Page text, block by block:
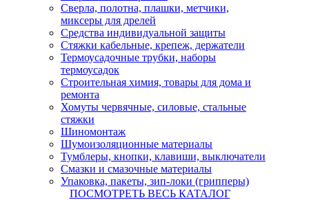
Сверла, полотна, плашки, метчики,
миксеры для дрелей
Средства индивидуальной защиты
Стяжки кабельные, крепеж, держатели
Термоусадочные трубки, наборы
термоусадок
Строительная химия, товары для дома и
ремонта
Хомуты червячные, силовые, стальные
стяжки
Шиномонтаж
Шумоизоляционные материалы
Тумблеры, кнопки, клавиши, выключатели
Смазки и смазочные материалы
Упаковка, пакеты, зип-локи (грипперы)
ПОСМОТРЕТЬ ВЕСЬ КАТАЛОГ